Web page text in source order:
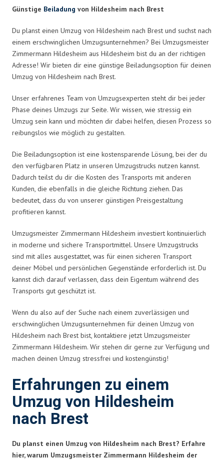
Günstige Beiladung von Hildesheim nach Brest
Du planst einen Umzug von Hildesheim nach Brest und suchst nach
einem erschwinglichen Umzugsunternehmen? Bei Umzugsmeister
Zimmermann Hildesheim aus Hildesheim bist du an der richtigen
Adresse! Wir bieten dir eine günstige Beiladungsoption für deinen
Umzug von Hildesheim nach Brest.
Unser erfahrenes Team von Umzugsexperten steht dir bei jeder
Phase deines Umzugs zur Seite. Wir wissen, wie stressig ein
Umzug sein kann und möchten dir dabei helfen, diesen Prozess so
reibungslos wie möglich zu gestalten.
Die Beiladungsoption ist eine kostensparende Lösung, bei der du
den verfügbaren Platz in unseren Umzugstrucks nutzen kannst.
Dadurch teilst du dir die Kosten des Transports mit anderen
Kunden, die ebenfalls in die gleiche Richtung ziehen. Das
bedeutet, dass du von unserer günstigen Preisgestaltung
profitieren kannst.
Umzugsmeister Zimmermann Hildesheim investiert kontinuierlich
in moderne und sichere Transportmittel. Unsere Umzugstrucks
sind mit alles ausgestattet, was für einen sicheren Transport
deiner Möbel und persönlichen Gegenstände erforderlich ist. Du
kannst dich darauf verlassen, dass dein Eigentum während des
Transports gut geschützt ist.
Wenn du also auf der Suche nach einem zuverlässigen und
erschwinglichen Umzugsunternehmen für deinen Umzug von
Hildesheim nach Brest bist, kontaktiere jetzt Umzugsmeister
Zimmermann Hildesheim. Wir stehen dir gerne zur Verfügung und
machen deinen Umzug stressfrei und kostengünstig!
Erfahrungen zu einem
Umzug von Hildesheim
nach Brest
Du planst einen Umzug von Hildesheim nach Brest? Erfahre
hier, warum Umzugsmeister Zimmermann Hildesheim der